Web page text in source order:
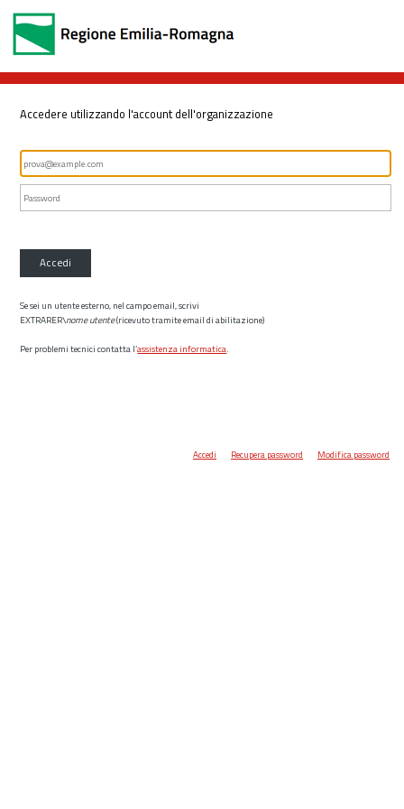
Accedere utilizzando l'account dell'organizzazione
Accedi
Se sei un utente esterno, nel campo email, scrivi
EXTRARER\nome utente(ricevuto tramite email di abilitazione)
Per problemi tecnici contatta l’assistenza informatica.
Accedi Recupera password Modifica password